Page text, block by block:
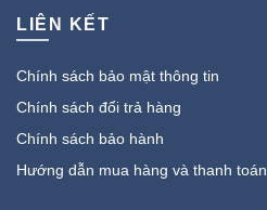
LIÊN KẾT
Chính sách bảo mật thông tin
Chính sách đổi trả hàng
Chính sách bảo hành
Hướng dẫn mua hàng và thanh toán